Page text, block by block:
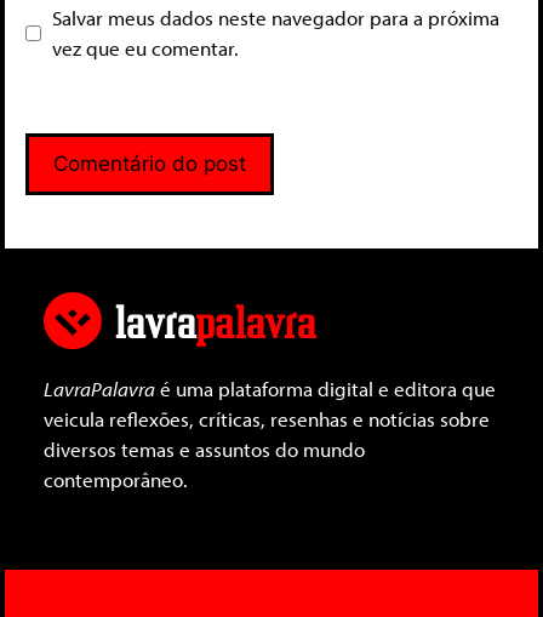
Salvar meus dados neste navegador para a próxima
vez que eu comentar.
LavraPalavraé uma plataforma digital e editora que
veicula reflexões, críticas, resenhas e notícias sobre
diversos temas e assuntos do mundo
contemporâneo.